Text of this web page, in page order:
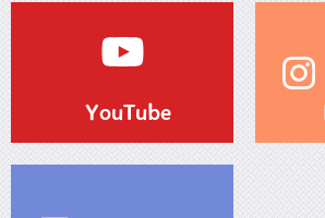
YouTube